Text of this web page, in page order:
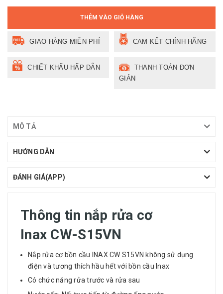
THÊM VÀO GIỎ HÀNG
GIAO HÀNG MIỄN PHÍ CAM KẾT CHÍNH HÃNG
CHIẾT KHẤU HẤP DẪN
THANH TOÁN ĐƠN
GIẢN
MÔ TẢ
HƯỚNG DẪN
ĐÁNH GIÁ(APP)
Thông tin nắp rửa cơ
Inax CW-S15VN
Nắp rửa cơ bồn cầu INAX CW S15VN không sử dụng
điện và tương thích hầu hết với bồn cầu Inax
Có chức năng rửa trước và rửa sau